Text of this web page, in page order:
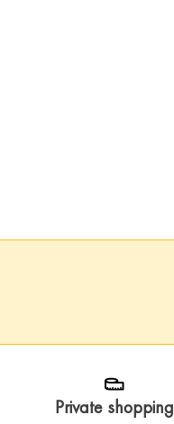
Private shopping